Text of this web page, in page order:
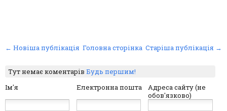
← Новіша публікація Старіша публікація →
Головна сторінка
Тут немає коментарівБудь першим!
Ім'я
Електронна пошта
Адреса сайту (не
обов'язково)